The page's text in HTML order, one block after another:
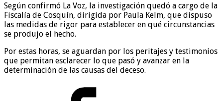
Según confirmó La Voz, la investigación quedó a cargo de la
Fiscalía de Cosquín, dirigida por Paula Kelm, que dispuso
las medidas de rigor para establecer en qué circunstancias
se produjo el hecho.
Por estas horas, se aguardan por los peritajes y testimonios
que permitan esclarecer lo que pasó y avanzar en la
determinación de las causas del deceso.